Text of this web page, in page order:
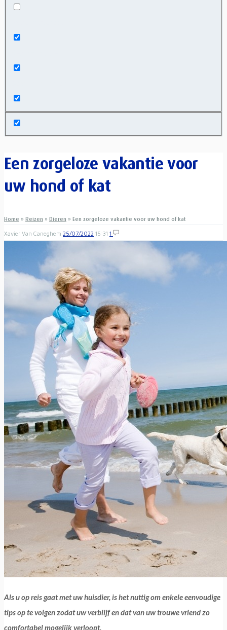
Een zorgeloze vakantie voor
uw hond of kat
Home » Reizen » Dieren » Een zorgeloze vakantie voor uw hond of kat
Xavier Van Caneghem 25/07/2022 15:31 1
Als u op reis gaat met uw huisdier, is het nuttig om enkele eenvoudige
tips op te volgen zodat uw verblijf en dat van uw trouwe vriend zo
comfortabel mogelijk verloopt.